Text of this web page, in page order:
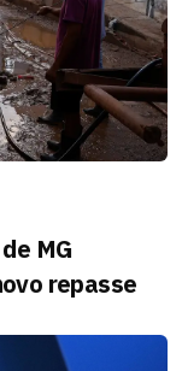
MG
repasse